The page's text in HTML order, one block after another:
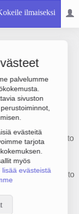
ilmaiseksi
palvelumme
sivuston
evästeitä
tarjota
myös
lisää evästeistä
22 liikevaihto
2. Sen
ja hallinta,
yhtiömuoto